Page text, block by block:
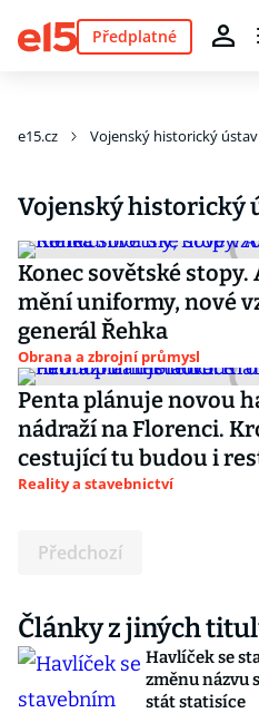
Předplatné
e15.cz Vojenský historický
Vojenský historický
Konec sovětské
mění uniformy, nové
generál Řehka
Obrana a zbrojní průmysl
Penta plánuje novou
nádraží na Florenci.
cestující tu budou i
Reality a stavebnictví
Předchozí
Články z jiných
Havlíček se
změnu názvu
stát statisíce